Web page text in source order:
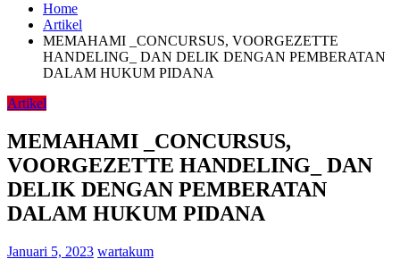
Home
Artikel
MEMAHAMI _CONCURSUS, VOORGEZETTE
HANDELING_ DAN DELIK DENGAN PEMBERATAN
DALAM HUKUM PIDANA
Artikel
MEMAHAMI _CONCURSUS,
VOORGEZETTE HANDELING_ DAN
DELIK DENGAN PEMBERATAN
DALAM HUKUM PIDANA
Januari 5, 2023 wartakum